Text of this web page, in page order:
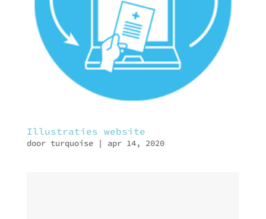
Illustraties website
door turquoise| apr 14, 2020